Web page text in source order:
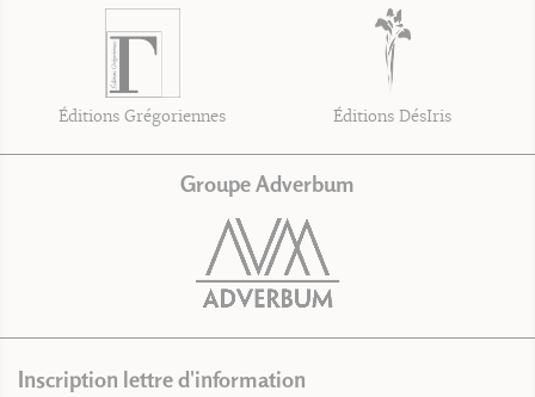
Éditions Grégoriennes Éditions DésIris
Groupe Adverbum
Inscription lettre d'information